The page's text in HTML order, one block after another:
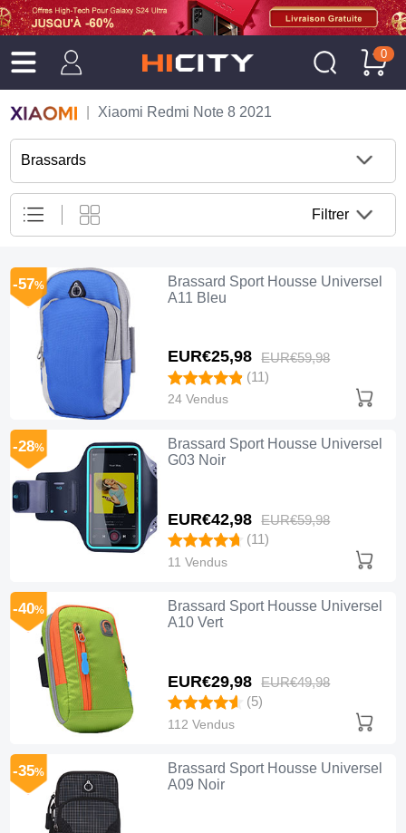
0
Xiaomi Redmi Note 8 2021
Brassards
Filtrer
Brassard Sport Housse Universel
A11 Bleu
EUR€25,98 EUR€59,98
-57%
(11)
24 Vendus
Brassard Sport Housse Universel
G03 Noir
EUR€42,98 EUR€59,98
-28%
(11)
11 Vendus
Brassard Sport Housse Universel
A10 Vert
EUR€29,98 EUR€49,98
-40%
(5)
112 Vendus
Brassard Sport Housse Universel
A09 Noir
-35%